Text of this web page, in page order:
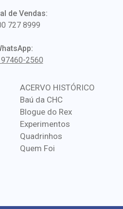
de Vendas:
727 8999
2560
ACERVO HISTÓRICO
Baú da CHC
Blogue do Rex
Experimentos
Quadrinhos
Quem Foi